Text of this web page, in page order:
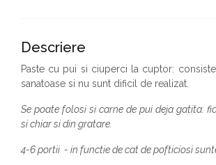
Descriere
Paste cu pui si ciuperci la cuptor:
sanatoase si nu sunt dificil de realizat.
Se poate folosi si carne de pui deja gatita:
si chiar si din gratare.
4-6 portii - in functie de cat de pofticiosi